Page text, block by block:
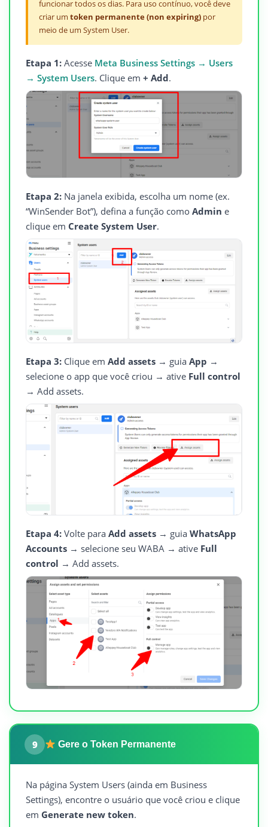
funcionar todos os dias. Para uso contínuo, você deve
criar um token permanente (non expiring) por
meio de um System User.
Etapa 1: Acesse Meta Business Settings → Users
→ System Users. Clique em + Add.
Etapa 2: Na janela exibida, escolha um nome (ex.
“WinSender Bot”), defina a função como Admin e
clique em Create System User.
Etapa 3: Clique em Add assets → guia App →
selecione o app que você criou → ative Full control
→ Add assets.
Etapa 4: Volte para Add assets → guia WhatsApp
Accounts → selecione seu WABA → ative Full
control → Add assets.
9 Gere o Token Permanente
Na página System Users (ainda em Business
Settings), encontre o usuário que você criou e clique
em Generate new token.